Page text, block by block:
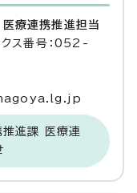
療連携推進担当
ス番号：052-
進課 医療連